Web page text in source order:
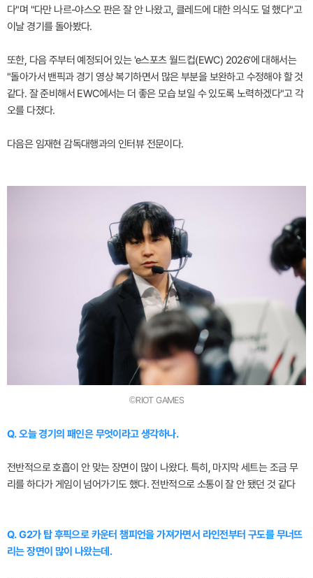
다"며 "다만 나르-야스오 판은 잘 안 나왔고, 클레드에 대한 의식도 덜 했다"고
이날 경기를 돌아봤다.
또한, 다음 주부터 예정되어 있는 'e스포츠 월드컵(EWC) 2026'에 대해서는
"돌아가서 밴픽과 경기 영상 복기하면서 많은 부분을 보완하고 수정해야 할 것
같다. 잘 준비해서 EWC에서는 더 좋은 모습 보일 수 있도록 노력하겠다"고 각
오를 다졌다.
다음은 임재현 감독대행과의 인터뷰 전문이다.
©RIOT GAMES
Q. 오늘 경기의 패인은 무엇이라고 생각하나.
전반적으로 호흡이 안 맞는 장면이 많이 나왔다. 특히, 마지막 세트는 조금 무
리를 하다가 게임이 넘어가기도 했다. 전반적으로 소통이 잘 안 됐던 것 같다
Q. G2가 탑 후픽으로 카운터 챔피언을 가져가면서 라인전부터 구도를 무너뜨
리는 장면이 많이 나왔는데.